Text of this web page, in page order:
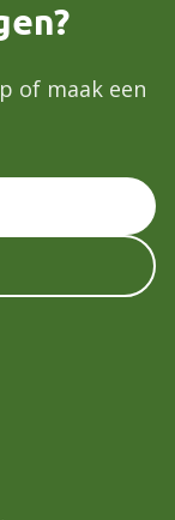
of maak een